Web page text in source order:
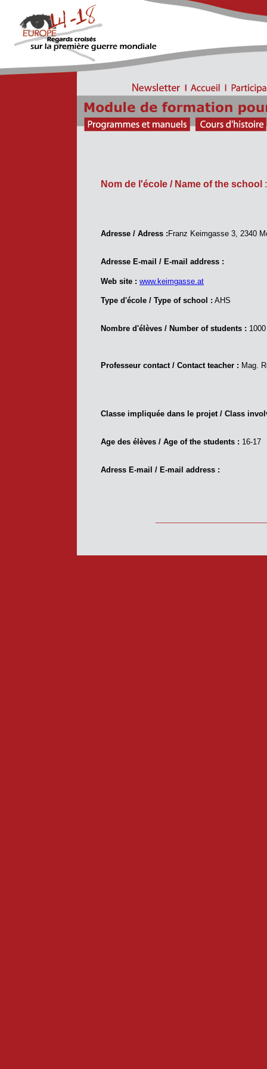
Nom de l'école / Name of the school
Adresse / Adress : Franz Keimgasse 3, 2340
Adresse E-mail / E-mail address :
Web site : www.keimgasse.at
Type d'école / Type of school : AHS
Nombre d'élèves / Number of students : 1000
Professeur contact / Contact teacher : Mag.
Classe impliquée dans le projet / Class
Age des élèves / Age of the students : 16-17
Adress E-mail / E-mail address :